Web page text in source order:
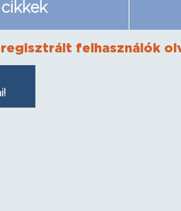
felhasználók